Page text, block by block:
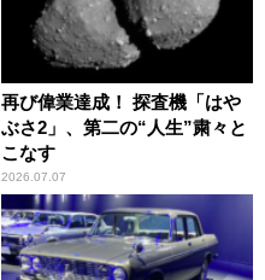
再び偉業達成！ 探査機「はや
ぶさ2」、第二の“人生”粛々と
こなす
2026.07.07